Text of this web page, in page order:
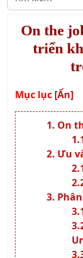
On the
triển
Mục lục [Ẩn]
On
Ưu